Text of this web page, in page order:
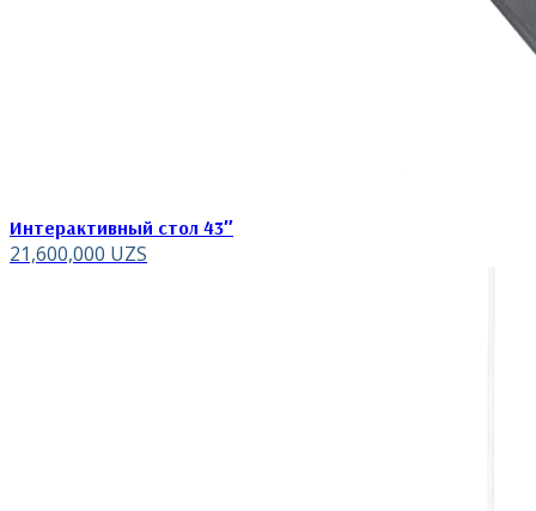
Интерактивный стол 43″
21,600,000 UZS